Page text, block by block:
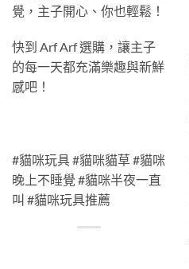
覺，主子開心、你也輕鬆！
快到 Arf Arf 選購，讓主子
的每一天都充滿樂趣與新鮮
感吧！
#貓咪玩具 #貓咪貓草 #貓咪
晚上不睡覺 #貓咪半夜一直
叫 #貓咪玩具推薦